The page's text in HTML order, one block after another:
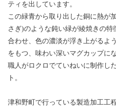
ティを出しています。
この緑青から取り出した銅に熱が
さぎ)のような鈍い緑が綾焼きの
合わせ、色の濃淡が浮き上がるよ
をもつ、味わい深いマグカップに
職人がロクロでていねいに制作し
ト。
津和野町で行っている製造加工工